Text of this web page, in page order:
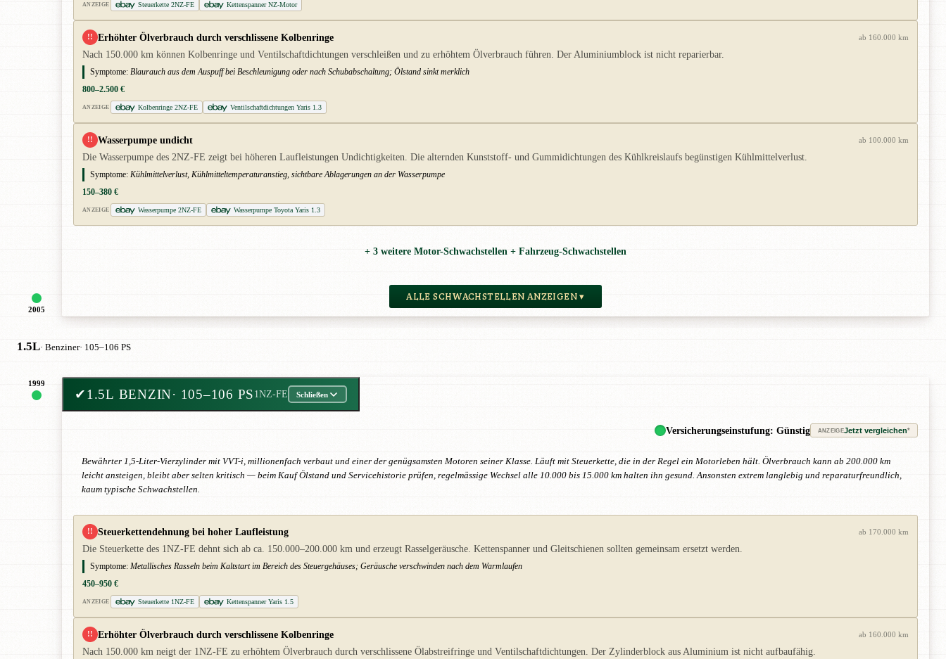
2005
ANZEIGE Steuerkette 2NZ-FE Kettenspanner NZ-Motor
!! Erhöhter Ölverbrauch durch verschlissene Kolbenringe ab 160.000 km
Nach 150.000 km können Kolbenringe und Ventilschaftdichtungen verschleißen und zu erhöhtem Ölverbrauch führen. Der Aluminiumblock ist nicht reparierbar.
Symptome: Blaurauch aus dem Auspuff bei Beschleunigung oder nach Schubabschaltung; Ölstand sinkt merklich
800–2.500 €
ANZEIGE Kolbenringe 2NZ-FE Ventilschaftdichtungen Yaris 1.3
!! Wasserpumpe undicht ab 100.000 km
Die Wasserpumpe des 2NZ-FE zeigt bei höheren Laufleistungen Undichtigkeiten. Die alternden Kunststoff- und Gummidichtungen des Kühlkreislaufs begünstigen Kühlmittelverlust.
Symptome: Kühlmittelverlust, Kühlmitteltemperaturanstieg, sichtbare Ablagerungen an der Wasserpumpe
150–380 €
ANZEIGE Wasserpumpe 2NZ-FE Wasserpumpe Toyota Yaris 1.3
+ 3 weitere Motor-Schwachstellen + Fahrzeug-Schwachstellen
ALLE SCHWACHSTELLEN ANZEIGEN ▾
1.5L· Benziner· 105–106 PS
1999
✔1.5L BENZIN· 105–106 PS 1NZ-FE Schließen
Versicherungseinstufung: Günstig ANZEIGEJetzt vergleichen*
Bewährter 1,5-Liter-Vierzylinder mit VVT-i, millionenfach verbaut und einer der genügsamsten Motoren seiner Klasse. Läuft mit Steuerkette, die in der Regel ein Motorleben hält. Ölverbrauch kann ab 200.000 km
leicht ansteigen, bleibt aber selten kritisch — beim Kauf Ölstand und Servicehistorie prüfen, regelmässige Wechsel alle 10.000 bis 15.000 km halten ihn gesund. Ansonsten extrem langlebig und reparaturfreundlich,
kaum typische Schwachstellen.
!! Steuerkettendehnung bei hoher Laufleistung ab 170.000 km
Die Steuerkette des 1NZ-FE dehnt sich ab ca. 150.000–200.000 km und erzeugt Rasselgeräusche. Kettenspanner und Gleitschienen sollten gemeinsam ersetzt werden.
Symptome: Metallisches Rasseln beim Kaltstart im Bereich des Steuergehäuses; Geräusche verschwinden nach dem Warmlaufen
450–950 €
ANZEIGE Steuerkette 1NZ-FE Kettenspanner Yaris 1.5
!! Erhöhter Ölverbrauch durch verschlissene Kolbenringe ab 160.000 km
Nach 150.000 km neigt der 1NZ-FE zu erhöhtem Ölverbrauch durch verschlissene Ölabstreifringe und Ventilschaftdichtungen. Der Zylinderblock aus Aluminium ist nicht aufbaufähig.